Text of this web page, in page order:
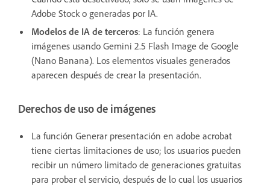
Adobe Stock o generadas por IA.
Modelos de IA de terceros: La función genera
imágenes usando Gemini 2.5 Flash Image de Google
(Nano Banana). Los elementos visuales generados
aparecen después de crear la presentación.
Derechos de uso de imágenes
La función Generar presentación en adobe acrobat
tiene ciertas limitaciones de uso; los usuarios pueden
recibir un número limitado de generaciones gratuitas
para probar el servicio, después de lo cual los usuarios